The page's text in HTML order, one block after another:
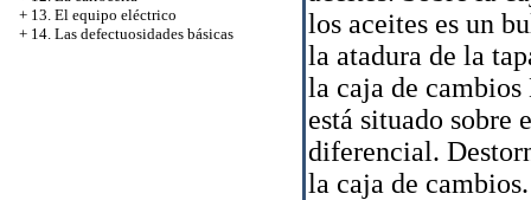
+ 13. El equipo eléctrico
+ 14. Las defectuosidades básicas
los aceites es un
la atadura de la
la caja de
está situado sobre
diferencial.
la caja de cambios.